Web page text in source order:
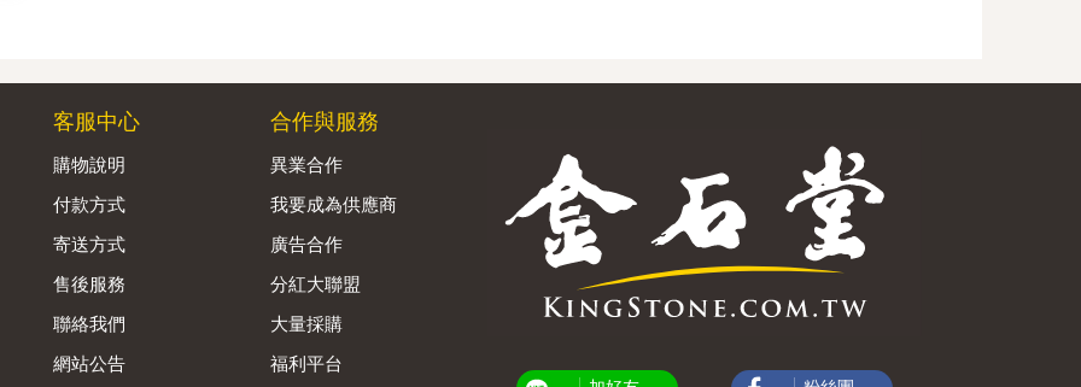
客服中心
購物說明
付款方式
寄送方式
售後服務
聯絡我們
網站公告
合作與服務
異業合作
我要成為供應商
廣告合作
分紅大聯盟
大量採購
福利平台